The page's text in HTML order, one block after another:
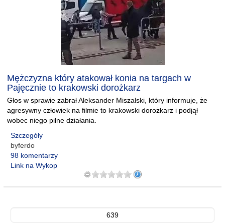
Mężczyzna który atakował konia na targach w
Pajęcznie to krakowski dorożkarz
Głos w sprawie zabrał Aleksander Miszalski, który informuje, że
agresywny człowiek na filmie to krakowski dorożkarz i podjął
wobec niego pilne działania.
Szczegóły
byferdo
98 komentarzy
Link na Wykop
639